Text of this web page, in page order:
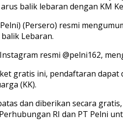
balik lebaran dengan KM
(Persero) resmi
Lebaran.
resmi @pelni162,
gratis ini, pendaftaran
(KK).
dan diberikan secara
RI dan PT Pelni